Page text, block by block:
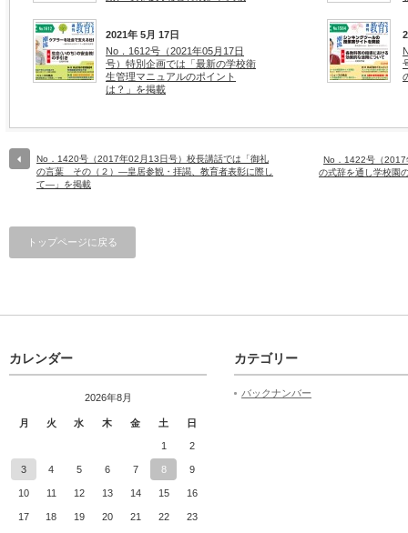
2021年 5月 17日
No．1612号（2021年05月17日
号）特別企画では「最新の学校衛
生管理マニュアルのポイント
は？」を掲載
No．1420号（2017年02月13日号）校長講話では「御礼
の言葉 その（２）―皇居参観・拝謁、教育者表彰に際し
て―」を掲載
No．1422号（2017
の式辞を通し学校園
トップページに戻る
カレンダー
2026年8月
月 火 水 木 金 土 日
1 2
3 4 5 6 7 8 9
10 11 12 13 14 15 16
17 18 19 20 21 22 23
カテゴリー
バックナンバー